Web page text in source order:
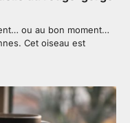
ou au bon moment…
Cet oiseau est